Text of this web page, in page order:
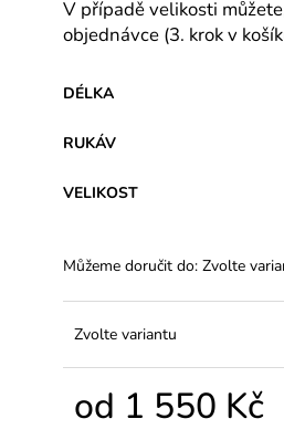
V případě velikosti
objednávce (3. krok v
DÉLKA
RUKÁV
VELIKOST
Můžeme doručit do: Zvolte
Zvolte variantu
od 1 550 Kč
839 Kč